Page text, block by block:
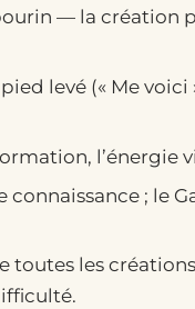
— la création
levé (« Me voici
l’énergie
connaissance ; le
toutes les